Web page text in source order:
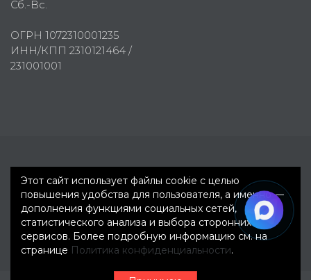
Сб.-Вс.
ОГРН 1072310001235
ИНН/КПП 2310121464 /
231001001
Этот сайт использует файлы cookie с целью
повышения удобства для пользователя, а именно —
дополнения функциями социальных сетей,
статистического анализа и выбора сторонних
сервисов. Более подробную информацию см. на
странице Политика конфиденциальности.